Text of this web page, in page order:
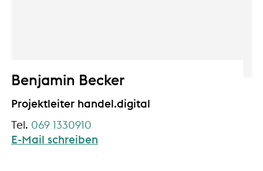
Benjamin Becker
Projektleiter handel.digital
069 1330910
E-Mail schreiben